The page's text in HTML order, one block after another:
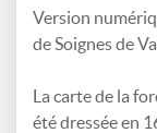
Version
de Soignes de
La carte de la
été dressée en